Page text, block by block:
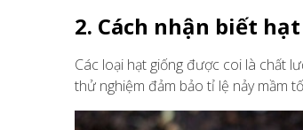
2. Cách nhận biết
Các loại hạt giống được coi là chất
thử nghiệm đảm bảo tỉ lệ nảy mầm